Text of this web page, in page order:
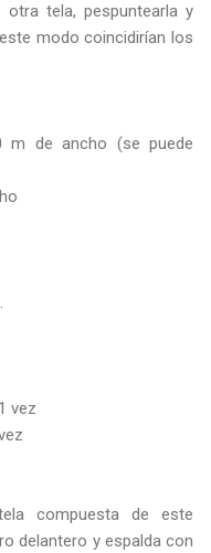
tela, pespuntearla y
modo coincidirían los
m de ancho (se puede
vez
compuesta de este
delantero y espalda con